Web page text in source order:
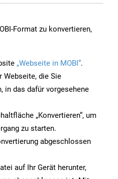
Format zu konvertieren,
„Webseite in MOBI“.
Webseite, die Sie
in das dafür vorgesehene
„Konvertieren“, um
zu starten.
abgeschlossen
auf Ihr Gerät herunter,